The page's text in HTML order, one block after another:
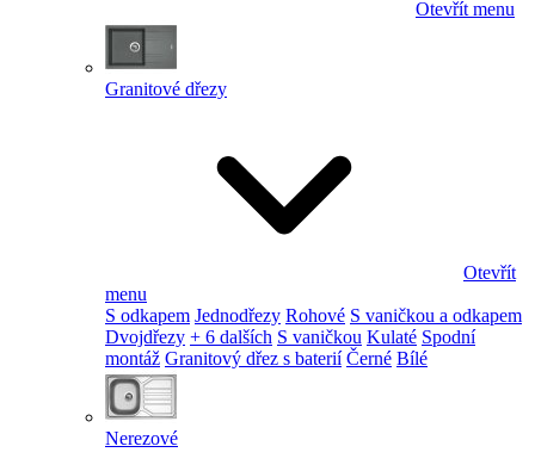
Otevřít menu
Granitové dřezy
Otevřít
menu
S odkapem Jednodřezy Rohové S vaničkou a odkapem
Dvojdřezy + 6 dalších S vaničkou Kulaté Spodní
montáž Granitový dřez s baterií Černé Bílé
Nerezové